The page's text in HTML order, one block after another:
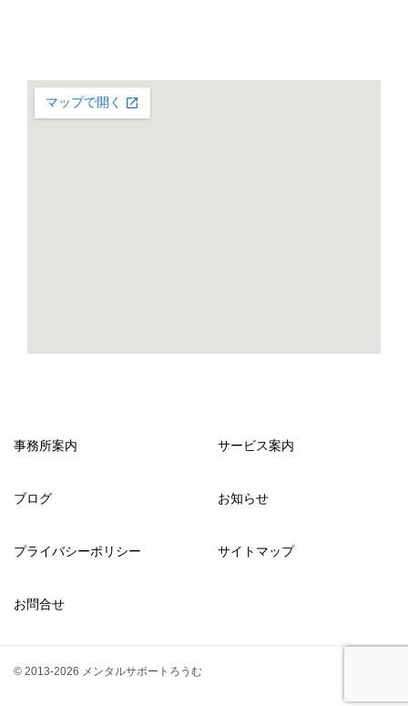
事務所案内 サービス案内
ブログ お知らせ
プライバシーポリシー サイトマップ
お問合せ
© 2013-2026 メンタルサポートろうむ